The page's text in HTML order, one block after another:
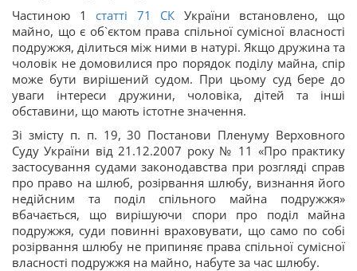
Частиною 1статті 71 СК України встановлено, що
майно, що є об`єктом права спільної сумісної власності
подружжя, ділиться між ними в натурі. Якщо дружина та
чоловік не домовилися про порядок поділу майна, спір
може бути вирішений судом. При цьому суд бере до
уваги інтереси дружини, чоловіка, дітей та інші
обставини, що мають істотне значення.
Зі змісту п. п. 19, 30 Постанови Пленуму Верховного
Суду України від 21.12.2007 року № 11 «Про практику
застосування судами законодавства при розгляді справ
про право на шлюб, розірвання шлюбу, визнання його
недійсним та поділ спільного майна подружжя»
вбачається, що вирішуючи спори про поділ майна
подружжя, суди повинні враховувати, що само по собі
розірвання шлюбу не припиняє права спільної сумісної
власності подружжя на майно, набуте за час шлюбу.